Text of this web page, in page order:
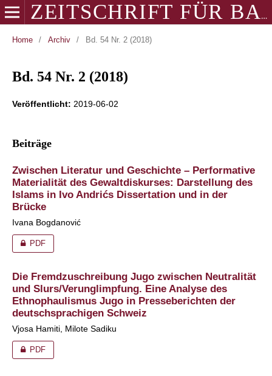
ZEITSCHRIFT FÜR BALKANOLOGIE
Home / Archiv / Bd. 54 Nr. 2 (2018)
Bd. 54 Nr. 2 (2018)
Veröffentlicht: 2019-06-02
Beiträge
Zwischen Literatur und Geschichte – Performative
Materialität des Gewaltdiskurses: Darstellung des
Islams in Ivo Andrićs Dissertation und in der
Brücke
Ivana Bogdanović
PDF
Die Fremdzuschreibung Jugo zwischen Neutralität
und Slurs/Verunglimpfung. Eine Analyse des
Ethnophaulismus Jugo in Presseberichten der
deutschsprachigen Schweiz
Vjosa Hamiti, Milote Sadiku
PDF